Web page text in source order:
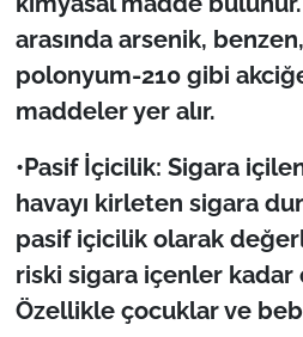
arasında arsenik,
polonyum-210 gibi
maddeler yer alır.
•Pasif İçicilik: Sigara
havayı kirleten sigara
pasif içicilik olarak
riski sigara içenler kadar
Özellikle çocuklar ve